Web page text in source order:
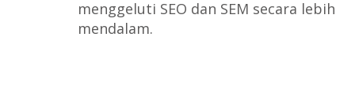
menggeluti SEO dan SEM secara lebih
mendalam.